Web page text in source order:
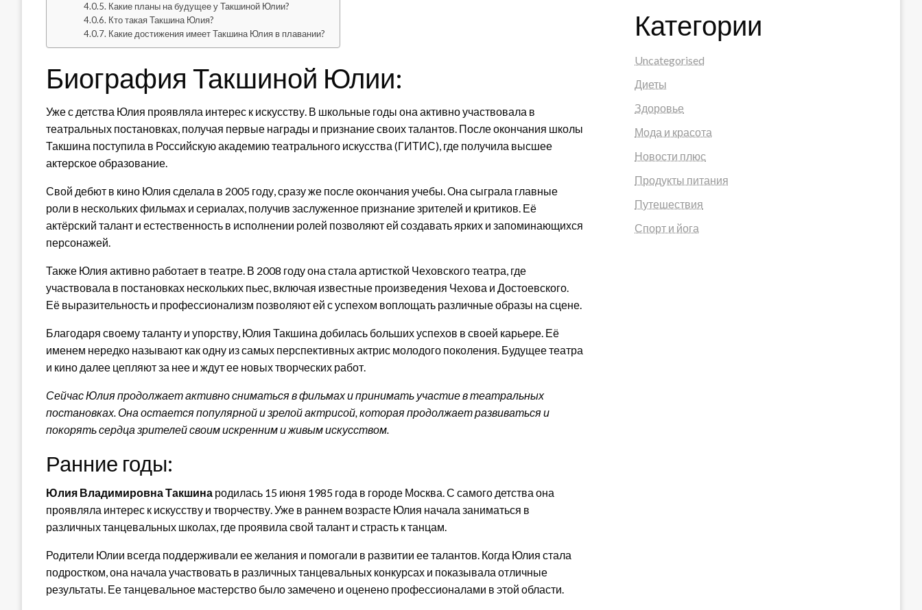
Какие планы на будущее у Такшиной Юлии?
Кто такая Такшина Юлия?
Какие достижения имеет Такшина Юлия в плавании?
Биография Такшиной Юлии:
Уже с детства Юлия проявляла интерес к искусству. В школьные годы она активно участвовала в
театральных постановках, получая первые награды и признание своих талантов. После окончания школы
Такшина поступила в Российскую академию театрального искусства (ГИТИС), где получила высшее
актерское образование.
Свой дебют в кино Юлия сделала в 2005 году, сразу же после окончания учебы. Она сыграла главные
роли в нескольких фильмах и сериалах, получив заслуженное признание зрителей и критиков. Её
актёрский талант и естественность в исполнении ролей позволяют ей создавать ярких и запоминающихся
персонажей.
Также Юлия активно работает в театре. В 2008 году она стала артисткой Чеховского театра, где
участвовала в постановках нескольких пьес, включая известные произведения Чехова и Достоевского.
Её выразительность и профессионализм позволяют ей с успехом воплощать различные образы на сцене.
Благодаря своему таланту и упорству, Юлия Такшина добилась больших успехов в своей карьере. Её
именем нередко называют как одну из самых перспективных актрис молодого поколения. Будущее театра
и кино далее цепляют за нее и ждут ее новых творческих работ.
Сейчас Юлия продолжает активно сниматься в фильмах и принимать участие в театральных
постановках. Она остается популярной и зрелой актрисой, которая продолжает развиваться и
покорять сердца зрителей своим искренним и живым искусством.
Ранние годы:
Юлия Владимировна Такшина родилась 15 июня 1985 года в городе Москва. С самого детства она
проявляла интерес к искусству и творчеству. Уже в раннем возрасте Юлия начала заниматься в
различных танцевальных школах, где проявила свой талант и страсть к танцам.
Родители Юлии всегда поддерживали ее желания и помогали в развитии ее талантов. Когда Юлия стала
подростком, она начала участвовать в различных танцевальных конкурсах и показывала отличные
результаты. Ее танцевальное мастерство было замечено и оценено профессионалами в этой области.
Категории
Uncategorised
Диеты
Здоровье
Мода и красота
Новости плюс
Продукты питания
Путешествия
Спорт и йога